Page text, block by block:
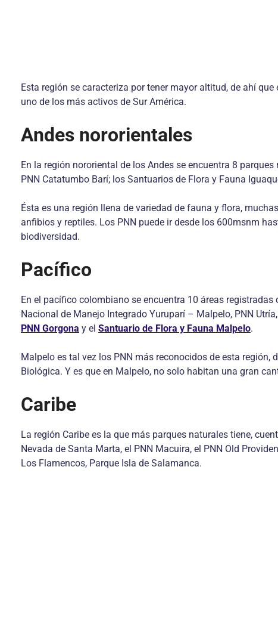
Esta región se caracteriza por tener mayor altitud, de ahí
uno de los más activos de Sur América.
Andes nororientales
En la región nororiental de los Andes se encuentra 8
PNN Catatumbo Barí; los Santuarios de Flora y Fauna
Ésta es una región llena de variedad de fauna y flora,
anfibios y reptiles. Los PNN puede ir desde los 600msnm
biodiversidad.
Pacífico
En el pacífico colombiano se encuentra 10 áreas
Nacional de Manejo Integrado Yuruparí – Malpelo, PNN
PNN Gorgona y el Santuario de Flora y Fauna Malpelo.
Malpelo es tal vez los PNN más reconocidos de esta región,
Biológica. Y es que en Malpelo, no solo habitan una gran
Caribe
La región Caribe es la que más parques naturales tiene,
Nevada de Santa Marta, el PNN Macuira, el PNN Old
Los Flamencos, Parque Isla de Salamanca.